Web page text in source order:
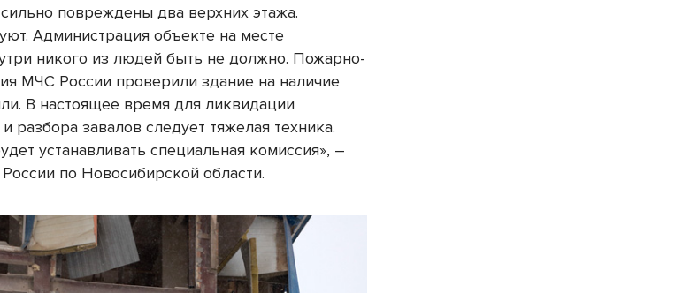
повреждены два верхних этажа.
Администрация объекте на месте
никого из людей быть не должно. Пожарно-
МЧС России проверили здание на наличие
В настоящее время для ликвидации
разбора завалов следует тяжелая техника.
устанавливать специальная комиссия», –
по Новосибирской области.